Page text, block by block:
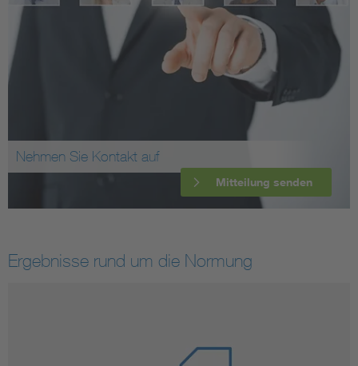
Nehmen Sie Kontakt auf
Mitteilung senden
Ergebnisse rund um die Normung